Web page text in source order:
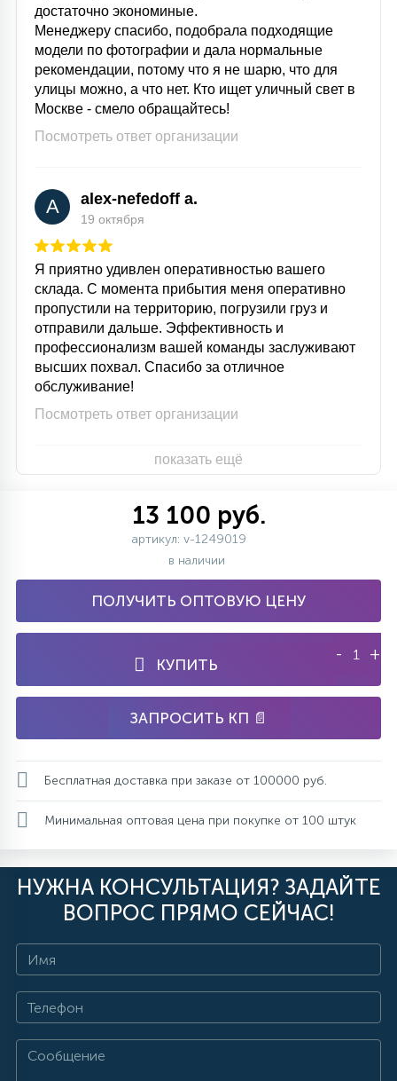
достаточно экономиные.
Менеджеру спасибо, подобрала подходящие
модели по фотографии и дала нормальные
рекомендации, потому что я не шарю, что для
улицы можно, а что нет. Кто ищет уличный свет в
Москве - смело обращайтесь!
Посмотреть ответ организации
A alex-nefedoff a.
19 октября
Я приятно удивлен оперативностью вашего
склада. С момента прибытия меня оперативно
пропустили на территорию, погрузили груз и
отправили дальше. Эффективность и
профессионализм вашей команды заслуживают
высших похвал. Спасибо за отличное
обслуживание!
Посмотреть ответ организации
показать ещё
13 100 руб.
артикул: v-1249019
в наличии
ПОЛУЧИТЬ ОПТОВУЮ ЦЕНУ
КУПИТЬ
- +
ЗАПРОСИТЬ КП 📄
Бесплатная доставка при заказе от 100000 руб.
Минимальная оптовая цена при покупке от 100 штук
НУЖНА КОНСУЛЬТАЦИЯ? ЗАДАЙТЕ
ВОПРОС ПРЯМО СЕЙЧАС!